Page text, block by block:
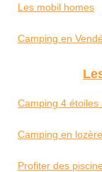
Les mobil homes
Camping en
Camping 4 étoiles
Camping en lozère
Profiter des